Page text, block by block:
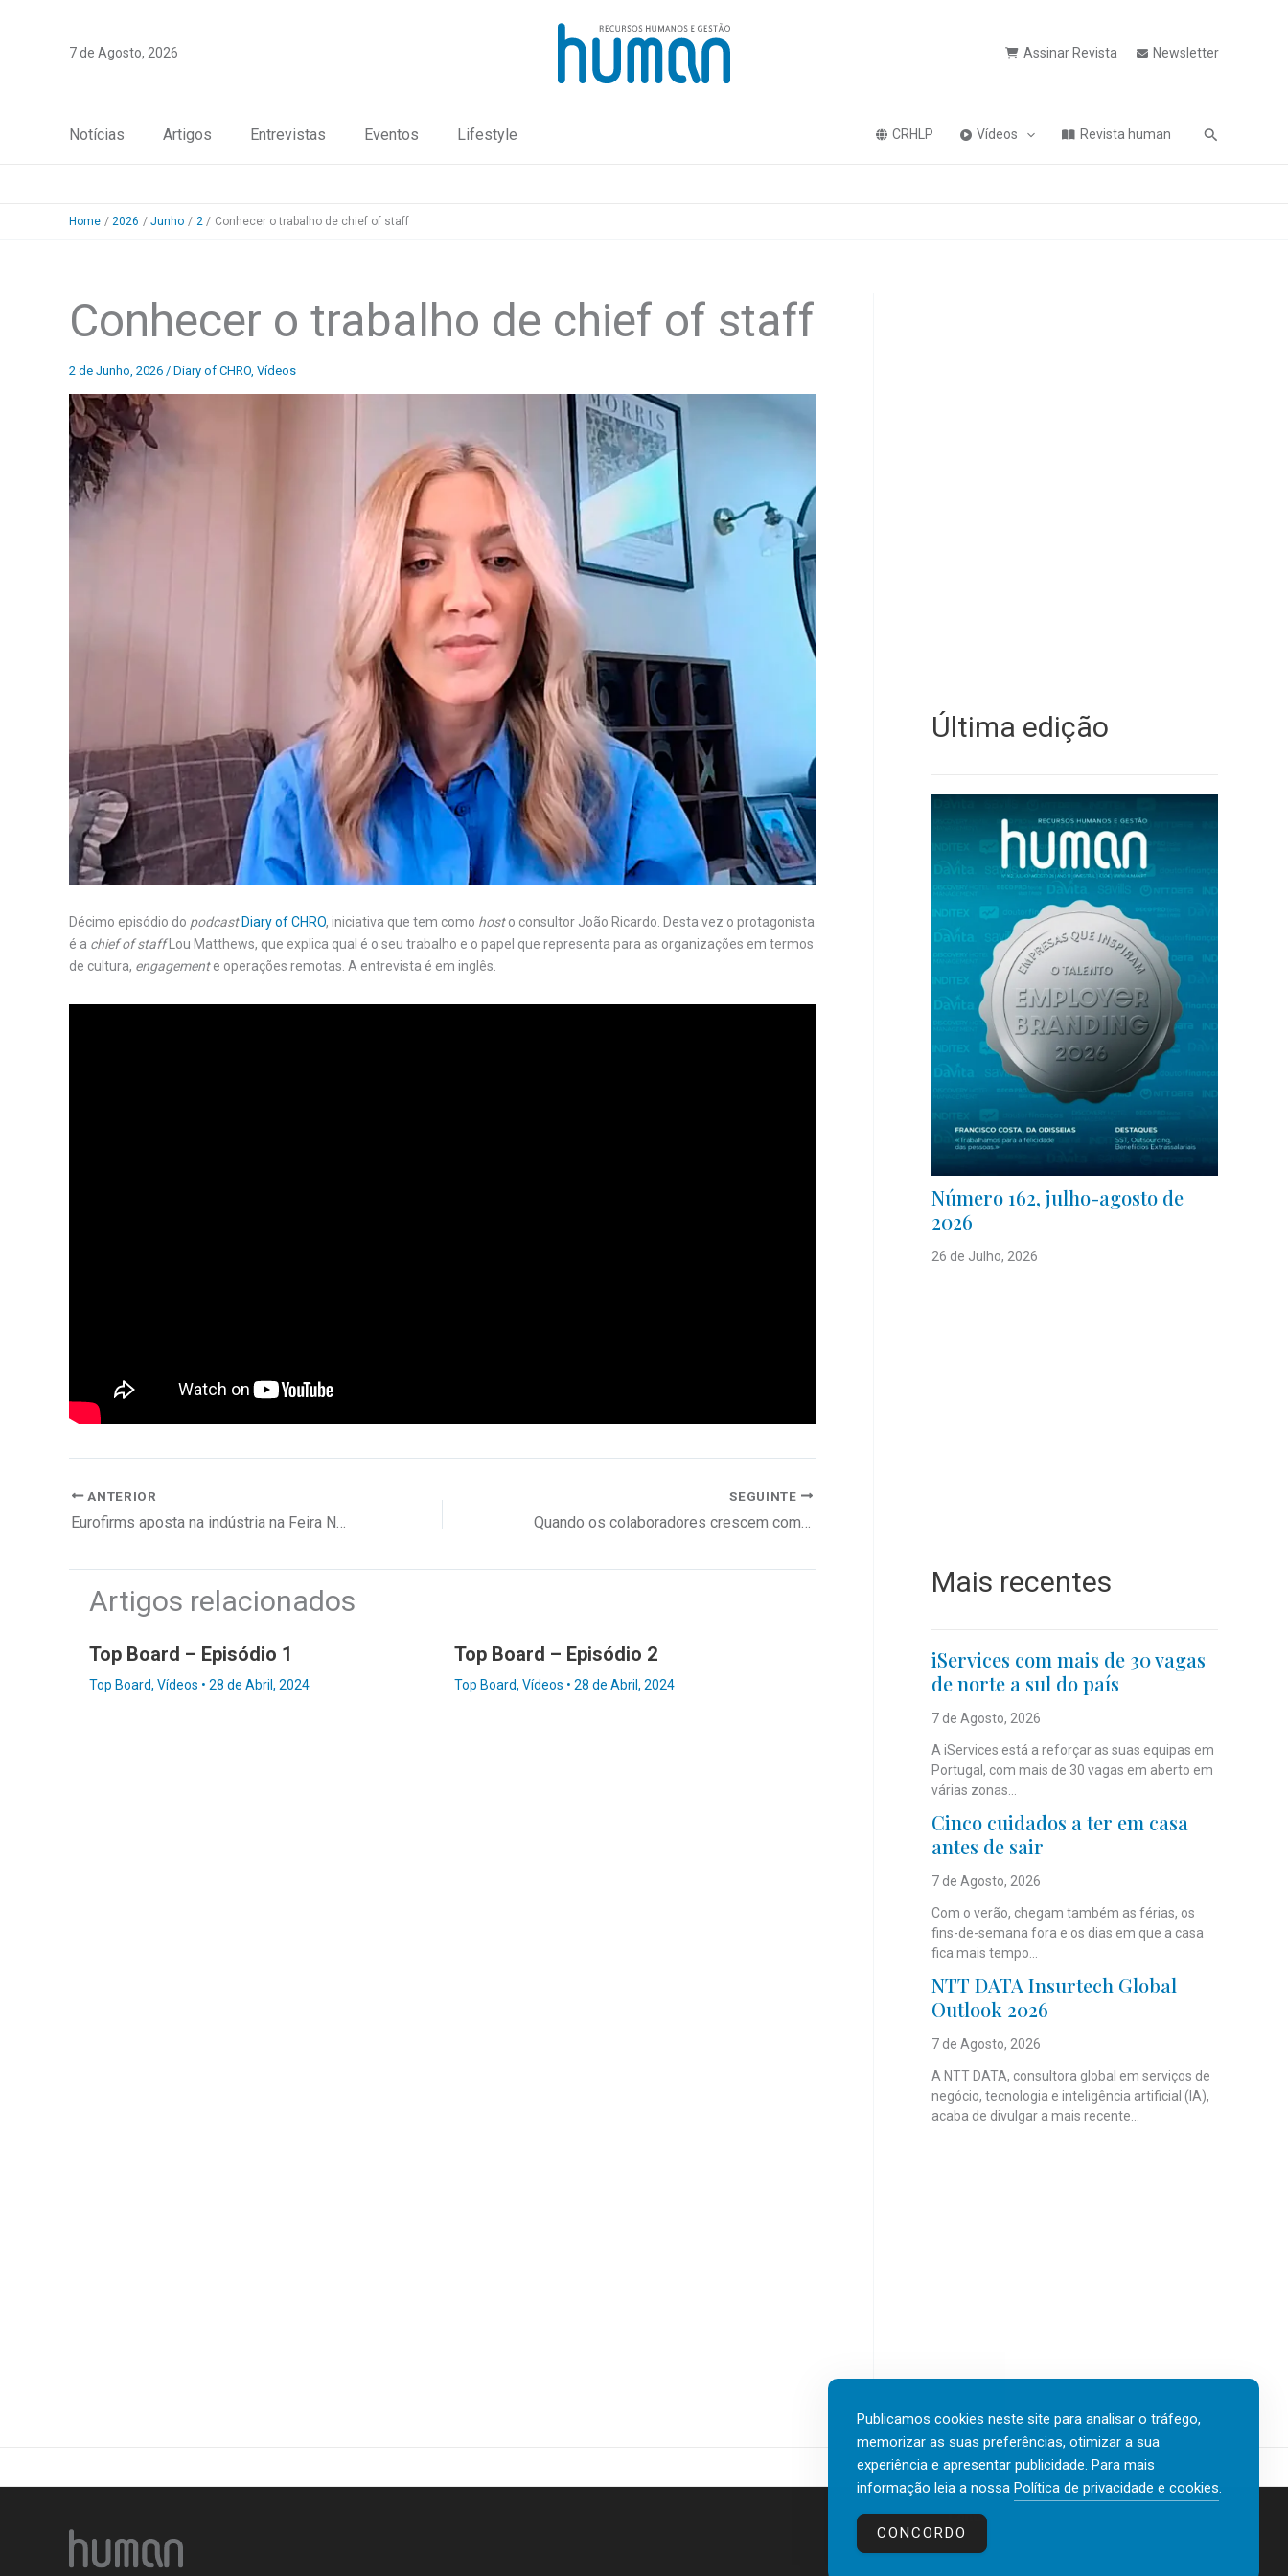
7 de Agosto, 2026 Assinar Revista Newsletter
Notícias Artigos Entrevistas Eventos Lifestyle CRHLP Vídeos Revista human Pesquisa
Home 2026 Junho 2 Conhecer o trabalho de chief of staff
Conhecer o trabalho de chief of staff
2 de Junho, 2026 / Diary of CHRO Vídeos
Décimo episódio do podcast Diary of CHRO, iniciativa que tem como hosto consultor João Ricardo. Desta vez o protagonista
é a chief of staffLou Matthews, que explica qual é o seu trabalho e o papel que representa para as organizações em termos
de cultura, engagemente operações remotas. A entrevista é em inglês.
ANTERIOR
Eurofirms aposta na indústria na Feira Nacional de Agricultura
SEGUINTE
Quando os colaboradores crescem com a empresa
Artigos relacionados
Top Board – Episódio 1
Top Board, Vídeos • 28 de Abril, 2024
Top Board – Episódio 2
Top Board, Vídeos • 28 de Abril, 2024
Última edição
Número 162, julho-agosto de
2026
26 de Julho, 2026
Mais recentes
iServices com mais de 30 vagas
de norte a sul do país
7 de Agosto, 2026
A iServices está a reforçar as suas equipas em
Portugal, com mais de 30 vagas em aberto em
várias zonas...
Cinco cuidados a ter em casa
antes de sair
7 de Agosto, 2026
Com o verão, chegam também as férias, os
fins-de-semana fora e os dias em que a casa
fica mais tempo...
NTT DATA Insurtech Global
Outlook 2026
7 de Agosto, 2026
A NTT DATA, consultora global em serviços de
negócio, tecnologia e inteligência artificial (IA),
acaba de divulgar a mais recente...
Contactos
Publicamos cookies neste site para analisar o tráfego,
memorizar as suas preferências, otimizar a sua
experiência e apresentar publicidade. Para mais
informação leia a nossa Política de privacidade e cookies.
CONCORDO